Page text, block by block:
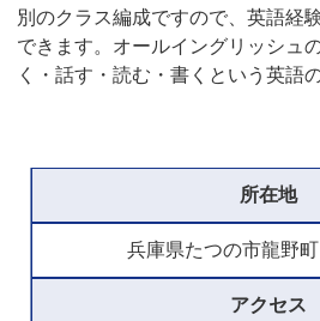
別のクラス編成ですので、英語経
できます。オールイングリッシュ
く・話す・読む・書くという英語
所在地
兵庫県たつの市龍野町
アクセス